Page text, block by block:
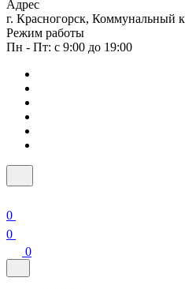
Адрес
г. Красногорск, Коммунальный
Режим работы
Пн - Пт: с 9:00 до 19:00
0
0
0